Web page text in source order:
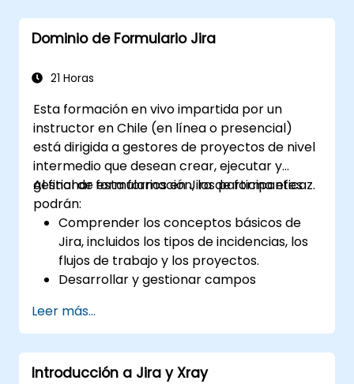
comprender su interacción
Realizar búsquedas básicas y avanzadas
Generar y revisar informes necesarios
Dominio de Formulario Jira
21 Horas
Esta formación en vivo impartida por un
instructor en Chile (en línea o presencial)
está dirigida a gestores de proyectos de nivel
intermedio que desean crear, ejecutar y
gestionar formularios en Jira de forma eficaz.
Al final de esta formación, los participantes
podrán:
Comprender los conceptos básicos de
Jira, incluidos los tipos de incidencias, los
flujos de trabajo y los proyectos.
Desarrollar y gestionar campos
datos de manera efectiva.
Optimizar los procesos relacionados con
formularios para diversos tipos de
proyectos y equipos.
Leer más...
Introducción a Jira y Xray